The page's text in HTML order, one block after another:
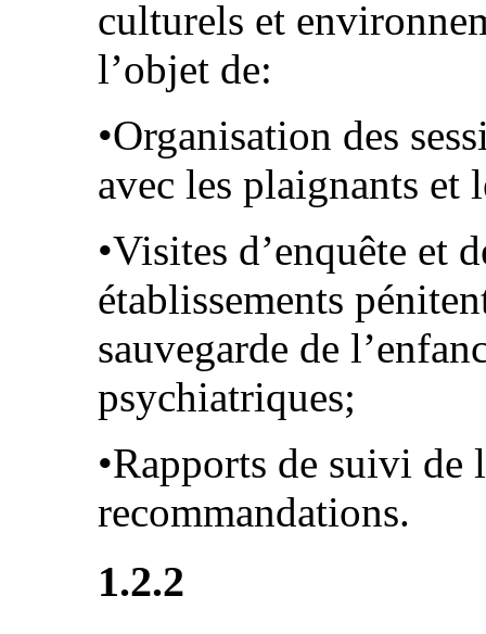
culturels et
l’objet de:
•Organisation des
avec les plaignants et
•Visites d’enquête et
établissements
sauvegarde de
psychiatriques;
•Rapports de suivi de
recommandations.
1.2.2